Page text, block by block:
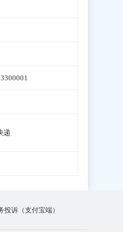
递
投诉（支付宝端）